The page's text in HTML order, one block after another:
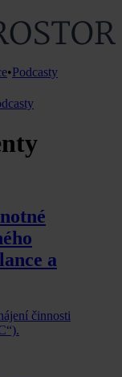
•Podcasty
a
činnosti